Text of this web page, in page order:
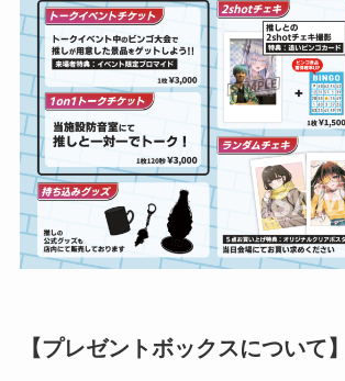
【プレゼントボックスについて】